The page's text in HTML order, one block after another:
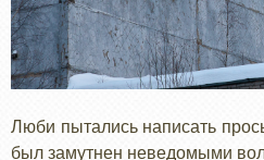
Люби пытались написать
был замутнен неведомыми